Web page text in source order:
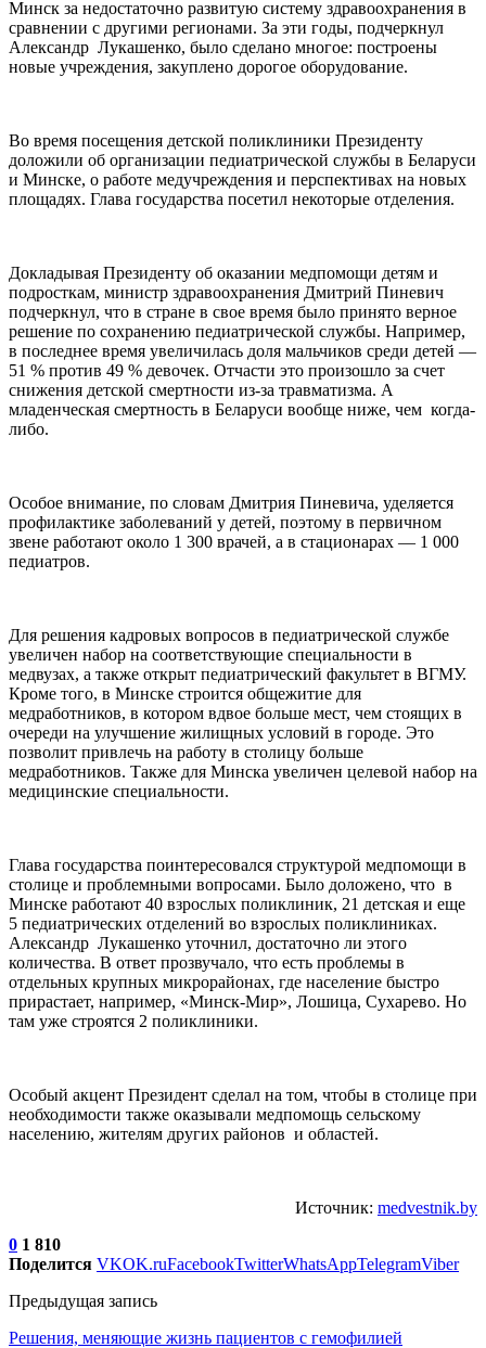
Минск за недостаточно развитую систему здравоохранения в
сравнении с другими регионами. За эти годы, подчеркнул
Александр Лукашенко, было сделано многое: построены
новые учреждения, закуплено дорогое оборудование.
Во время посещения детской поликлиники Президенту
доложили об организации педиатрической службы в Беларуси
и Минске, о работе медучреждения и перспективах на новых
площадях. Глава государства посетил некоторые отделения.
Докладывая Президенту об оказании медпомощи детям и
подросткам, министр здравоохранения Дмитрий Пиневич
подчеркнул, что в стране в свое время было принято верное
решение по сохранению педиатрической службы. Например,
в последнее время увеличилась доля мальчиков среди детей —
51 % против 49 % девочек. Отчасти это произошло за счет
снижения детской смертности из-за травматизма. А
младенческая смертность в Беларуси вообще ниже, чем когда-
либо.
Особое внимание, по словам Дмитрия Пиневича, уделяется
профилактике заболеваний у детей, поэтому в первичном
звене работают около 1 300 врачей, а в стационарах — 1 000
педиатров.
Для решения кадровых вопросов в педиатрической службе
увеличен набор на соответствующие специальности в
медвузах, а также открыт педиатрический факультет в ВГМУ.
Кроме того, в Минске строится общежитие для
медработников, в котором вдвое больше мест, чем стоящих в
очереди на улучшение жилищных условий в городе. Это
позволит привлечь на работу в столицу больше
медработников. Также для Минска увеличен целевой набор на
медицинские специальности.
Глава государства поинтересовался структурой медпомощи в
столице и проблемными вопросами. Было доложено, что в
Минске работают 40 взрослых поликлиник, 21 детская и еще
5 педиатрических отделений во взрослых поликлиниках.
Александр Лукашенко уточнил, достаточно ли этого
количества. В ответ прозвучало, что есть проблемы в
отдельных крупных микрорайонах, где население быстро
прирастает, например, «Минск-Мир», Лошица, Сухарево. Но
там уже строятся 2 поликлиники.
Особый акцент Президент сделал на том, чтобы в столице при
необходимости также оказывали медпомощь сельскому
населению, жителям других районов и областей.
Источник: medvestnik.by
0 1 810
Поделится VKOK.ruFacebookTwitterWhatsAppTelegramViber
Предыдущая запись
Решения, меняющие жизнь пациентов с гемофилией